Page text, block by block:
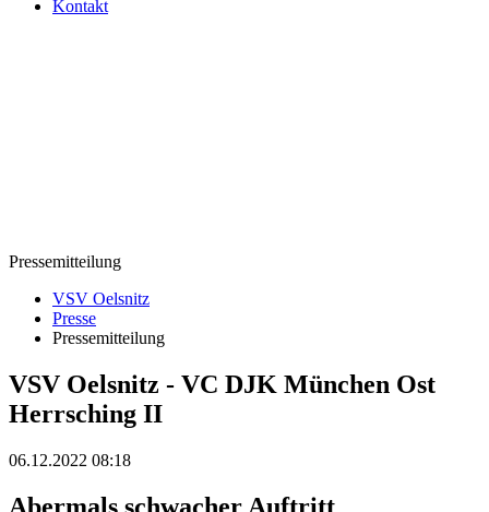
Kontakt
Pressemitteilung
VSV Oelsnitz
Presse
Pressemitteilung
VSV Oelsnitz - VC DJK München Ost
Herrsching II
06.12.2022 08:18